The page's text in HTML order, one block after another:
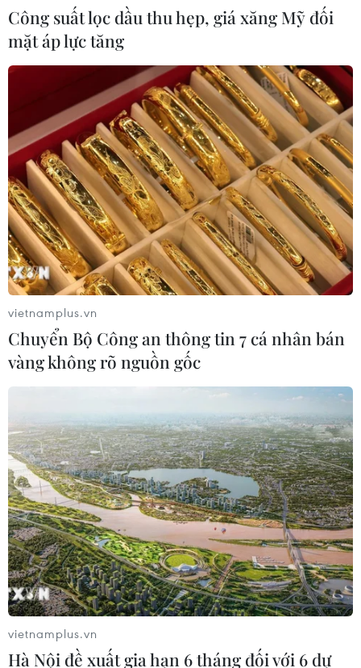
TIN CÙNG CHUYÊN MỤC
Quảng Trị: Mưa lớn gây ngập cục bộ,
Công suất lọc dầu thu hẹp, giá xăng Mỹ đối
mặt áp lực tăng
vietnamplus.vn
Chuyển Bộ Công an thông tin 7 cá nhân bán
vàng không rõ nguồn gốc
vietnamplus.vn
Hà Nội đề xuất gia hạn 6 tháng đối với 6 dự